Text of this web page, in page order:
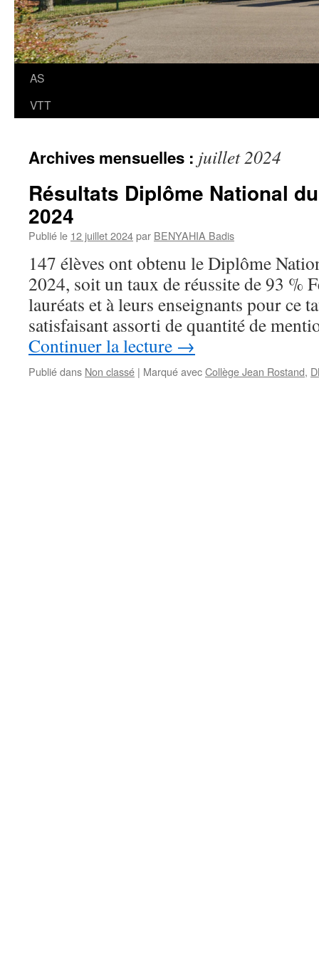
AS
VTT
Archives mensuelles : juillet 2024
Résultats Diplôme National
2024
Publié le 12 juillet 2024par BENYAHIA Badis
147 élèves ont obtenu le Diplôme
2024, soit un taux de réussite de 93 %
lauréats et à leurs enseignants pour ce
satisfaisant assorti de quantité de
Continuer la lecture →
Publié dans Non classé | Marqué avecCollège Jean Rostand,